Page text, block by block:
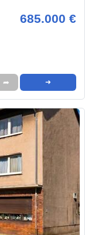
685.000 €
➦ ➜